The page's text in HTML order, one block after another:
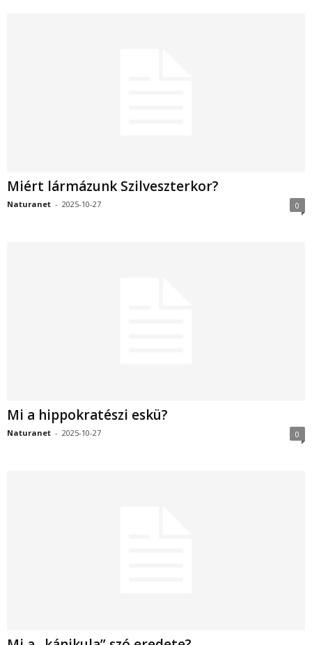
Miért lármázunk Szilveszterkor?
Naturanet - 2025-10-27 0
Mi a hippokratészi eskü?
Naturanet - 2025-10-27 0